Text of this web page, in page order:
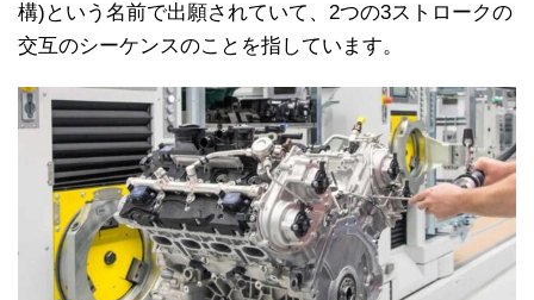
構)という名前で出願されていて、2つの3ストロークの
交互のシーケンスのことを指しています。